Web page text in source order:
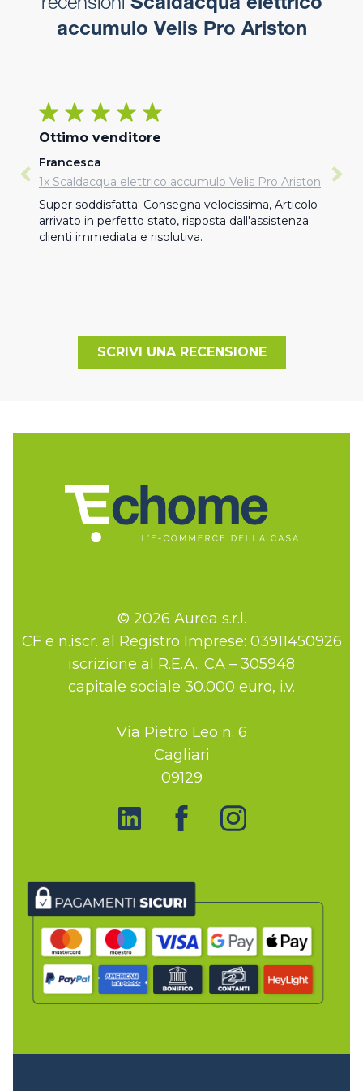
recensioni Scaldacqua elettrico
accumulo Velis Pro Ariston
Ottimo venditore
Francesca
1x Scaldacqua elettrico accumulo Velis Pro Ariston
Super soddisfatta: Consegna velocissima, Articolo
arrivato in perfetto stato, risposta dall'assistenza
clienti immediata e risolutiva.
SCRIVI UNA RECENSIONE
© 2026 Aurea s.r.l.
CF e n.iscr. al Registro Imprese: 03911450926
iscrizione al R.E.A.: CA – 305948
capitale sociale 30.000 euro, i.v.
Via Pietro Leo n. 6
Cagliari
09129